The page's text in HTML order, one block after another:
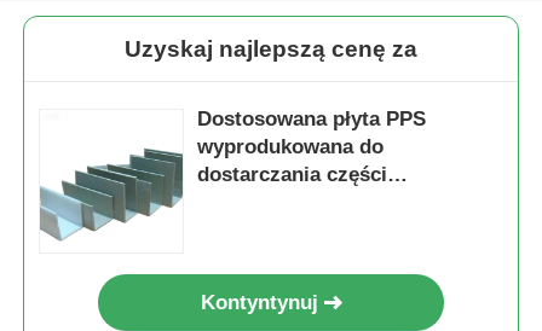
Uzyskaj najlepszą cenę za
Dostosowana płyta PPS
wyprodukowana do
dostarczania części
Kontyntynuj